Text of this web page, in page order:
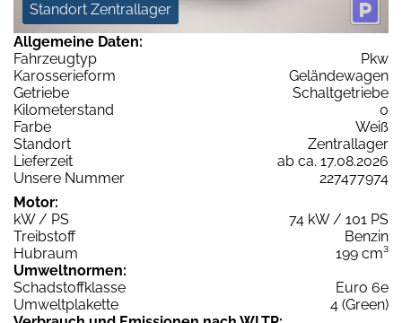
Standort Zentrallager
Allgemeine Daten:
Fahrzeugtyp
Pkw
Karosserieform
Geländewagen
Getriebe
Schaltgetriebe
Kilometerstand
0
Farbe
Weiß
Standort
Zentrallager
Lieferzeit
ab ca. 17.08.2026
Unsere Nummer
227477974
Motor:
kW / PS
74 kW / 101 PS
Treibstoff
Benzin
Hubraum
199 cm³
Umweltnormen:
Schadstoffklasse
Euro 6e
Umweltplakette
4 (Green)